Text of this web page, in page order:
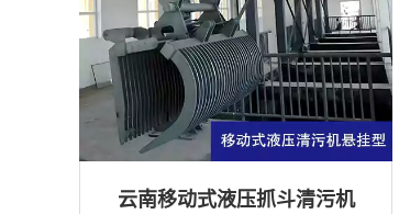
云南移动式液压抓斗清污机